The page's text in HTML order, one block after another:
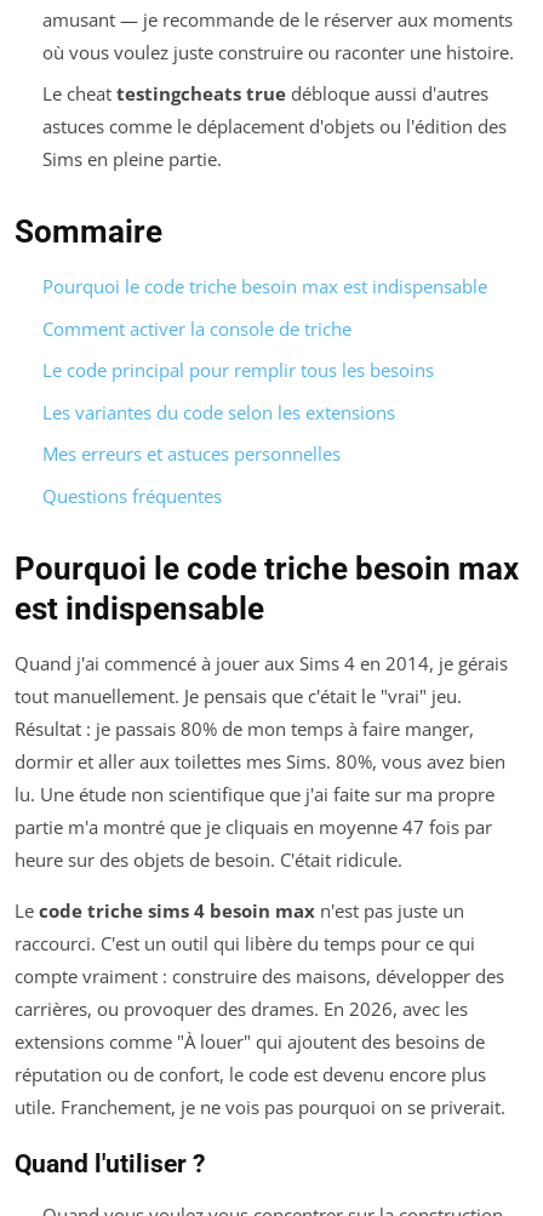
amusant — je recommande de le réserver aux moments
où vous voulez juste construire ou raconter une histoire.
Le cheat testingcheats truedébloque aussi d'autres
astuces comme le déplacement d'objets ou l'édition des
Sims en pleine partie.
Sommaire
Pourquoi le code triche besoin max est indispensable
Comment activer la console de triche
Le code principal pour remplir tous les besoins
Les variantes du code selon les extensions
Mes erreurs et astuces personnelles
Questions fréquentes
Pourquoi le code triche besoin max
est indispensable
Quand j'ai commencé à jouer aux Sims 4 en 2014, je gérais
tout manuellement. Je pensais que c'était le "vrai" jeu.
Résultat : je passais 80% de mon temps à faire manger,
dormir et aller aux toilettes mes Sims. 80%, vous avez bien
lu. Une étude non scientifique que j'ai faite sur ma propre
partie m'a montré que je cliquais en moyenne 47 fois par
heure sur des objets de besoin. C'était ridicule.
Le code triche sims 4 besoin max n'est pas juste un
raccourci. C'est un outil qui libère du temps pour ce qui
compte vraiment : construire des maisons, développer des
carrières, ou provoquer des drames. En 2026, avec les
extensions comme "À louer" qui ajoutent des besoins de
réputation ou de confort, le code est devenu encore plus
utile. Franchement, je ne vois pas pourquoi on se priverait.
Quand l'utiliser ?